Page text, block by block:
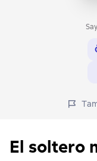
El soltero